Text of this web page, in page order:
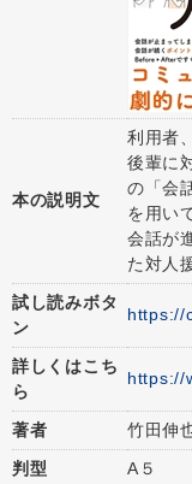
本の説明文
利用者
後輩に
の「会
を用い
会話が
た対人
試し読みボタ
ン
https://
詳しくはこち
ら
https://
著者
竹田伸
判型
A５